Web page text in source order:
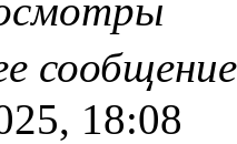
18:08